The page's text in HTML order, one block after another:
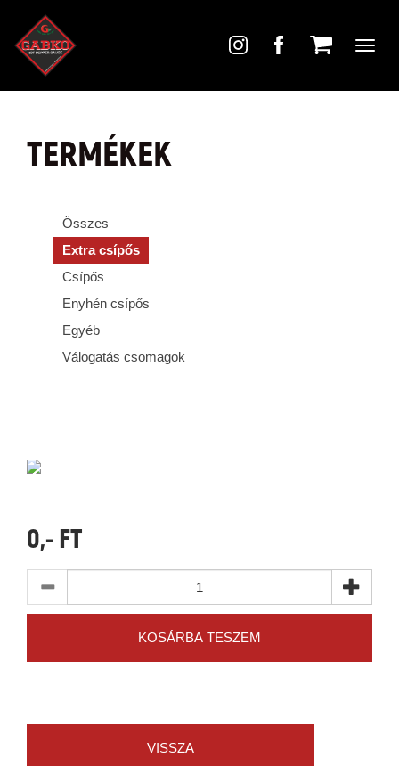
TERMÉKEK
Összes
Extra csípős
Csípős
Enyhén csípős
Egyéb
Válogatás csomagok
0,- FT
KOSÁRBA TESZEM
VISSZA